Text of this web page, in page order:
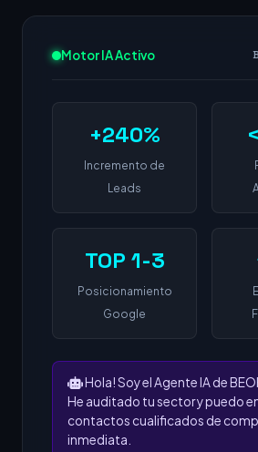
Motor IA Activo
+240%
Incremento de
Leads
TOP 1-3
Posicionamiento
Google
Hola! Soy el Agente IA de
He auditado tu sector y puedo
contactos cualificados de
inmediata.